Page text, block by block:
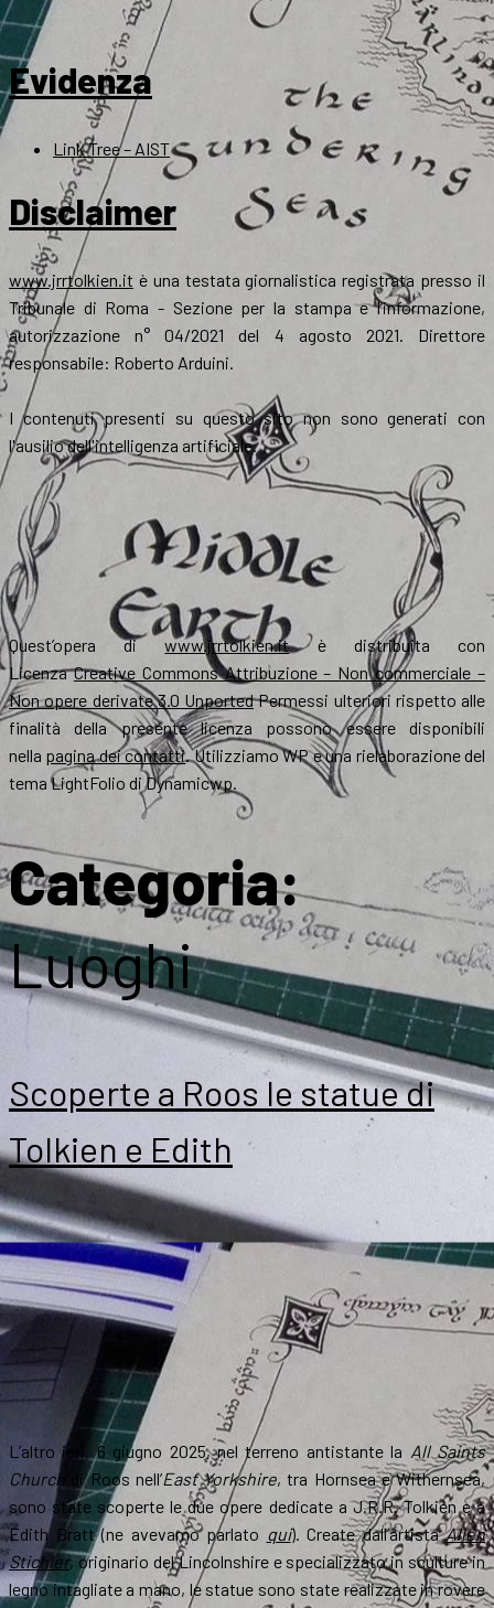
Evidenza
Link Tree – AIST
Disclaimer
www.jrrtolkien.it è una testata giornalistica registrata presso il
Tribunale di Roma - Sezione per la stampa e l’informazione,
autorizzazione n° 04/2021 del 4 agosto 2021. Direttore
responsabile: Roberto Arduini.
I contenuti presenti su questo sito non sono generati con
l'ausilio dell'intelligenza artificiale.
Quest’opera diwww.jrrtolkien.itè distribuita con
LicenzaCreative Commons Attribuzione – Non commerciale –
Non opere derivate 3.0 UnportedPermessi ulteriori rispetto alle
finalità della presente licenza possono essere disponibili
nella pagina dei contatti. Utilizziamo WP e una rielaborazione del
tema LightFolio di Dynamicwp.
Categoria:
Luoghi
Scoperte a Roos le statue di
Tolkien e Edith
L’altro ieri 6 giugno 2025, nel terreno antistante la All Saints
Church
di Roos nell’East Yorkshire, tra Hornsea e Withernsea,
sono state scoperte le due opere dedicate a J.R.R. Tolkien e a
Edith Bratt (ne avevamo parlato qui). Create dall’artistaAllen
Stichler, originario del Lincolnshire e specializzato in sculture in
legno intagliate a mano, le statue sono state realizzate in rovere